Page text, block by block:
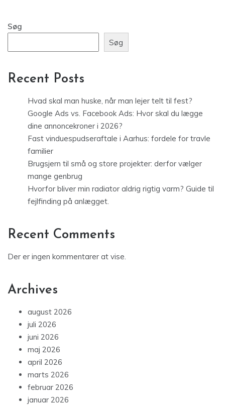
Søg
Søg
Recent Posts
Hvad skal man huske, når man lejer telt til fest?
Google Ads vs. Facebook Ads: Hvor skal du lægge
dine annoncekroner i 2026?
Fast vinduespudseraftale i Aarhus: fordele for travle
familier
Brugsjern til små og store projekter: derfor vælger
mange genbrug
Hvorfor bliver min radiator aldrig rigtig varm? Guide til
fejlfinding på anlægget.
Recent Comments
Der er ingen kommentarer at vise.
Archives
august 2026
juli 2026
juni 2026
maj 2026
april 2026
marts 2026
februar 2026
januar 2026